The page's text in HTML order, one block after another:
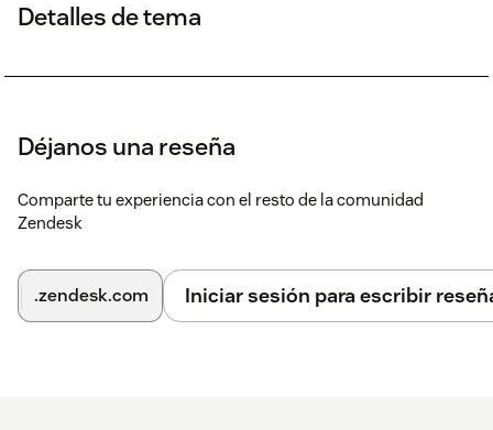
Detalles de tema
Déjanos una reseña
Comparte tu experiencia con el resto de la comunidad
Zendesk
.zendesk.com Iniciar sesión para escribir